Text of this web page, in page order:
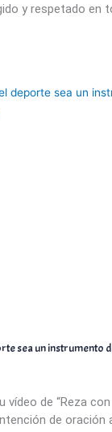
y respetado en
sea un instrumento
vídeo de “Reza
de oración